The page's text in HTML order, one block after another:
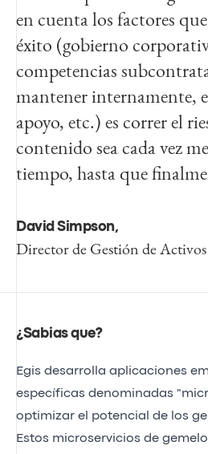
en cuenta los factores
éxito (gobierno
competencias
mantener internamente,
apoyo, etc.) es correr el
contenido sea cada vez
tiempo, hasta que
David Simpson,
Director de Gestión de Activos
¿Sabias que?
Egis desarrolla aplicaciones
específicas denominadas
optimizar el potencial de los
Estos microservicios de